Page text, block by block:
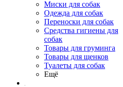
Миски для собак
Одежда для собак
Переноски для собак
Средства гигиены для
собак
Товары для груминга
Товары для щенков
Туалеты для собак
Ещё